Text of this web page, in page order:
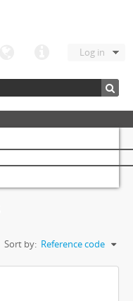
Log in
Sort by: Reference code